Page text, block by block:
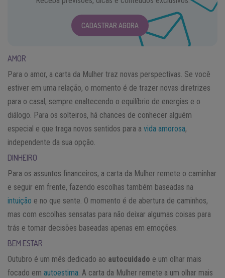
CADASTRAR AGORA
AMOR
Para o amor, a carta da Mulher traz novas perspectivas. Se você
estiver em uma relação, o momento é de trazer novas diretrizes
para o casal, sempre enaltecendo o equilíbrio de energias e o
diálogo. Para os solteiros, há chances de conhecer alguém
especial e que traga novos sentidos para a vida amorosa,
independente da sua opção.
DINHEIRO
Para os assuntos financeiros, a carta da Mulher remete o caminhar
e seguir em frente, fazendo escolhas também baseadas na
intuição e no que sente. O momento é de abertura de caminhos,
mas com escolhas sensatas para não deixar algumas coisas para
trás e tomar decisões baseadas apenas em emoções.
BEM ESTAR
Outubro é um mês dedicado ao autocuidado e um olhar mais
focado em autoestima . A carta da Mulher remete a um olhar mais